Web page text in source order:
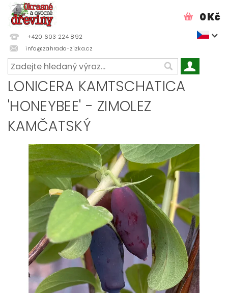
+420 603 224 892
info@zahrada-zizka.cz
0 Kč
LONICERA KAMTSCHATICA
'HONEYBEE' - ZIMOLEZ
KAMČATSKÝ